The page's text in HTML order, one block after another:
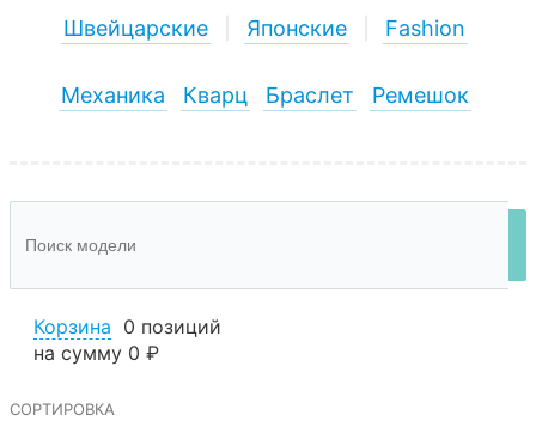
Швейцарские Японские Fashion
Механика Кварц Браслет Ремешок
Корзина 0 позиций
на сумму 0 ₽
сортировка